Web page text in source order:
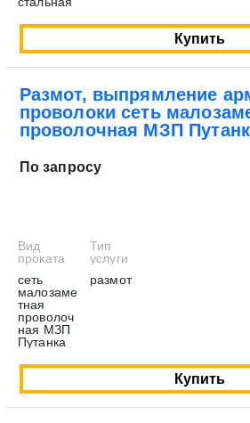
Купить
Размот, выпрямление
проволоки сеть
проволочная МЗП
По запросу
Вид
проката
сеть
малозаме
тная
проволоч
ная МЗП
Путанка
Тип
услуги
размот
Купить